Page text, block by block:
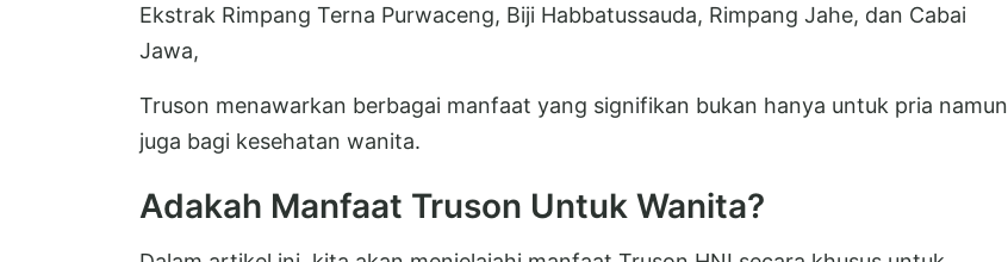
Ekstrak Rimpang Terna Purwaceng, Biji Habbatussauda, Rimpang Jahe, dan Cabai
Jawa,
Truson menawarkan berbagai manfaat yang signifikan bukan hanya untuk pria namun
juga bagi kesehatan wanita.
Adakah Manfaat Truson Untuk Wanita?